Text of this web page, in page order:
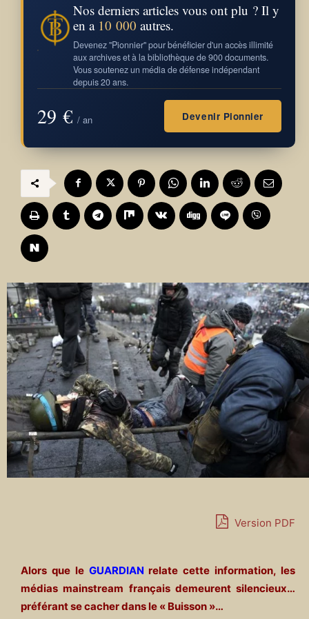
Nos derniers articles vous ont plu ? Il y
en a 10 000 autres.
Devenez "Pionnier" pour bénéficier d'un accès illimité
aux archives et à la bibliothèque de 900 documents.
Vous soutenez un média de défense indépendant
depuis 20 ans.
29 € / an Devenir Pionnier
Version PDF
Alors que le GUARDIAN relate cette information, les
médias mainstream français demeurent silencieux…
préférant se cacher dans le « Buisson »…